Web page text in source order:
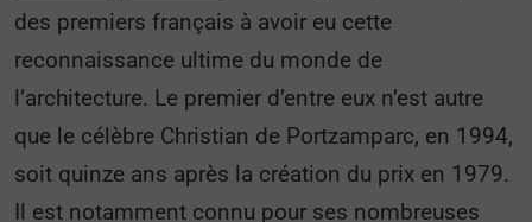
des premiers français à avoir eu cette
reconnaissance ultime du monde de
l’architecture. Le premier d’entre eux n’est autre
que le célèbre Christian de Portzamparc, en 1994,
soit quinze ans après la création du prix en 1979.
Il est notamment connu pour ses nombreuses